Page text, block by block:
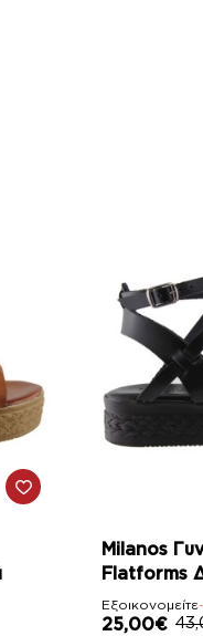
-42%
Milanos
Flatforms
Εξοικονομείτε
25,00€